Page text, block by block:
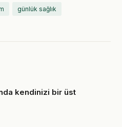
günlük sağlık
kendinizi bir üst